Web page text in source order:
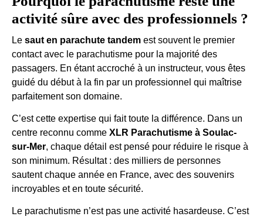
activité sûre avec des professionnels ?
Le saut en parachute tandem est souvent le premier
contact avec le parachutisme pour la majorité des
passagers. En étant accroché à un instructeur, vous êtes
guidé du début à la fin par un professionnel qui maîtrise
parfaitement son domaine.
C’est cette expertise qui fait toute la différence. Dans un
centre reconnu comme XLR Parachutisme à Soulac-
sur-Mer, chaque détail est pensé pour réduire le risque à
son minimum. Résultat : des milliers de personnes
sautent chaque année en France, avec des souvenirs
incroyables et en toute sécurité.
Le parachutisme n’est pas une activité hasardeuse. C’est